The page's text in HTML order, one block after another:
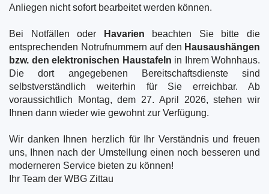
Anliegen nicht sofort bearbeitet werden können.
Bei Notfällen oder Havarien beachten Sie bitte die
entsprechenden Notrufnummern auf den Hausaushängen
bzw. den elektronischen Haustafeln in Ihrem Wohnhaus.
Die dort angegebenen Bereitschaftsdienste sind
selbstverständlich weiterhin für Sie erreichbar. Ab
voraussichtlich Montag, dem 27. April 2026, stehen wir
Ihnen dann wieder wie gewohnt zur Verfügung.
Wir danken Ihnen herzlich für Ihr Verständnis und freuen
uns, Ihnen nach der Umstellung einen noch besseren und
moderneren Service bieten zu können!
Ihr Team der WBG Zittau